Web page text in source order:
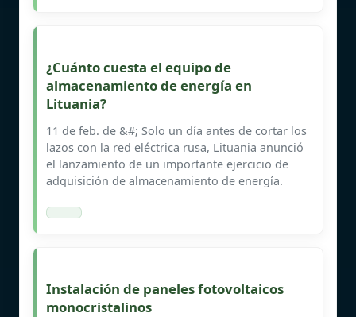
¿Cuánto cuesta el equipo de
almacenamiento de energía en
Lituania?
11 de feb. de &#; Solo un día antes de cortar los
lazos con la red eléctrica rusa, Lituania anunció
el lanzamiento de un importante ejercicio de
adquisición de almacenamiento de energía.
Instalación de paneles fotovoltaicos
monocristalinos